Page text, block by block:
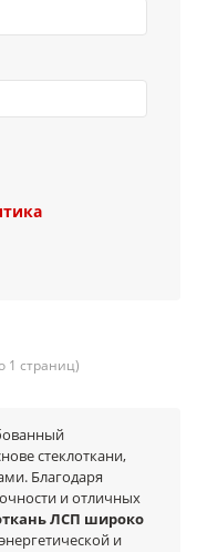
1 страниц)
стеклоткани,
Благодаря
и отличных
ЛСП широко
и